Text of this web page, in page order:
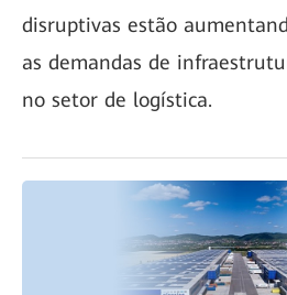
disruptivas estão
as demandas de
no setor de logística.